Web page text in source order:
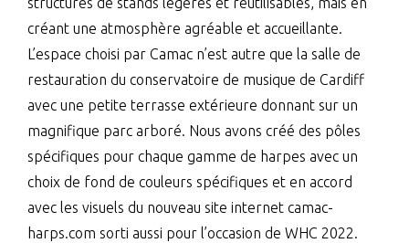
créant une atmosphère agréable et accueillante.
L’espace choisi par Camac n’est autre que la salle de
restauration du conservatoire de musique de Cardiff
avec une petite terrasse extérieure donnant sur un
magnifique parc arboré. Nous avons créé des pôles
spécifiques pour chaque gamme de harpes avec un
choix de fond de couleurs spécifiques et en accord
avec les visuels du nouveau site internet camac-
harps.com sorti aussi pour l’occasion de WHC 2022.